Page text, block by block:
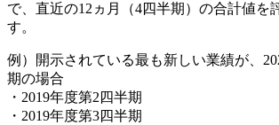
で、直近の12ヵ月（4四半期）の合計値を
す。
例）開示されている最も新しい業績が、
期の場合
・2019年度第2四半期
・2019年度第3四半期